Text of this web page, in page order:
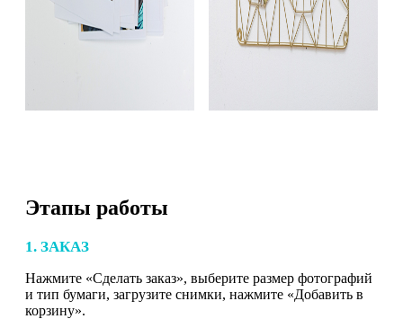
Этапы работы
1. ЗАКАЗ
Нажмите «Сделать заказ», выберите размер фотографий
и тип бумаги, загрузите снимки, нажмите «Добавить в
корзину».